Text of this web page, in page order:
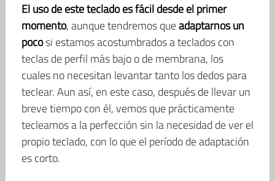
El uso de este teclado es fácil desde el primer
momento, aunque tendremos queadaptarnos un
pocosi estamos acostumbrados a teclados con
teclas de perfil más bajo o de membrana, los
cuales no necesitan levantar tanto los dedos para
teclear. Aun así, en este caso, después de llevar un
breve tiempo con él, vemos que prácticamente
tecleamos a la perfección sin la necesidad de ver el
propio teclado, con lo que el período de adaptación
es corto.